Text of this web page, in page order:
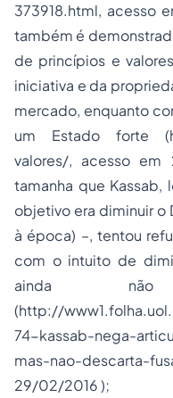
373918.html, acesso
também é
de princípios e
iniciativa e da
mercado, enquanto
um Estado forte (
valores/, acesso em
tamanha que Kassab,
objetivo era diminuir o
à época) –, tentou
com o intuito de
ainda
(http://
74-kassab-nega-
mas-nao-descarta-
29/02/2016 );